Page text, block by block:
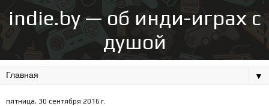
indie.by — об инди-играх с
душой
▼
пятница, 30 сентября 2016 г.